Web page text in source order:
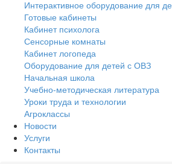
Интерактивное оборудование для
Готовые кабинеты
Кабинет психолога
Сенсорные комнаты
Кабинет логопеда
Оборудование для детей с ОВЗ
Начальная школа
Учебно-методическая литература
Уроки труда и технологии
Агроклассы
Новости
Услуги
Контакты